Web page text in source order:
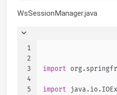
WsSessionManager.java
1
2
3
4
5
import
import